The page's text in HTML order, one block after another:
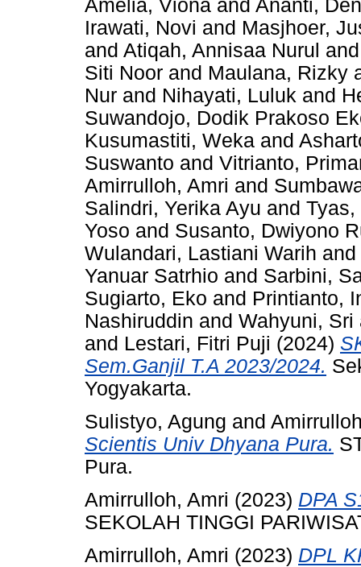
Amelia, Viona and Ananti,
Irawati, Novi and Masjhoer,
and Atiqah, Annisaa Nurul
Siti Noor and Maulana, Rizky
Nur and Nihayati, Luluk and
Suwandojo, Dodik Prakoso
Kusumastiti, Weka and
Suswanto and Vitrianto,
Amirrulloh, Amri and
Salindri, Yerika Ayu and Tyas,
Yoso and Susanto, Dwiyono
Wulandari, Lastiani Warih and
Yanuar Satrhio and Sarbini,
Sugiarto, Eko and Printianto,
Nashiruddin and Wahyuni, Sri
and Lestari, Fitri Puji (2024)
Sem.Ganjil T.A 2023/2024.
Yogyakarta.
Sulistyo, Agung and
Scientis Univ Dhyana Pura.
Pura.
Amirrulloh, Amri (2023) DPA
SEKOLAH TINGGI
Amirrulloh, Amri (2023) DPL